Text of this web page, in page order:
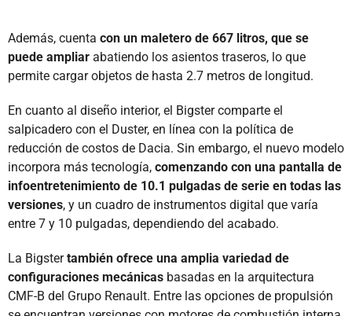
Además, cuenta con un maletero de 667 litros, que se
puede ampliar abatiendo los asientos traseros, lo que
permite cargar objetos de hasta 2.7 metros de longitud.
En cuanto al diseño interior, el Bigster comparte el
salpicadero con el Duster, en línea con la política de
reducción de costos de Dacia. Sin embargo, el nuevo modelo
incorpora más tecnología, comenzando con una pantalla de
infoentretenimiento de 10.1 pulgadas de serie en todas las
versiones, y un cuadro de instrumentos digital que varía
entre 7 y 10 pulgadas, dependiendo del acabado.
La Bigstertambién ofrece una amplia variedad de
configuraciones mecánicas basadas en la arquitectura
CMF-B del Grupo Renault. Entre las opciones de propulsión